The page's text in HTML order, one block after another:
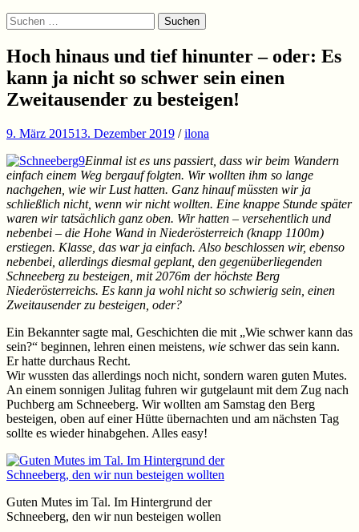
Suchen
Suchen
nach:
Hoch hinaus und tief hinunter – oder: Es
kann ja nicht so schwer sein einen
Zweitausender zu besteigen!
9. März 201513. Dezember 2019 /ilona
Einmal ist es uns passiert, dass wir beim Wandern
einfach einem Weg bergauf folgten. Wir wollten ihm so lange
nachgehen, wie wir Lust hatten. Ganz hinauf müssten wir ja
schließlich nicht, wenn wir nicht wollten. Eine knappe Stunde später
waren wir tatsächlich ganz oben. Wir hatten – versehentlich und
nebenbei – die Hohe Wand in Niederösterreich (knapp 1100m)
erstiegen. Klasse, das war ja einfach. Also beschlossen wir, ebenso
nebenbei, allerdings diesmal geplant, den gegenüberliegenden
Schneeberg zu besteigen, mit 2076m der höchste Berg
Niederösterreichs. Es kann ja wohl nicht so schwierig sein, einen
Zweitausender zu besteigen, oder?
Ein Bekannter sagte mal, Geschichten die mit „Wie schwer kann das
sein?“ beginnen, lehren einen meistens, wie schwer das sein kann.
Er hatte durchaus Recht.
Wir wussten das allerdings noch nicht, sondern waren guten Mutes.
An einem sonnigen Julitag fuhren wir gutgelaunt mit dem Zug nach
Puchberg am Schneeberg. Wir wollten am Samstag den Berg
besteigen, oben auf einer Hütte übernachten und am nächsten Tag
sollte es wieder hinabgehen. Alles easy!
Guten Mutes im Tal. Im Hintergrund der
Schneeberg, den wir nun besteigen wollen